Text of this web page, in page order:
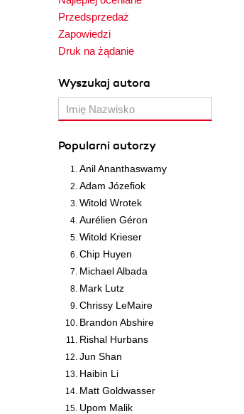
Przedsprzedaż
Zapowiedzi
Druk na żądanie
Wyszukaj autora
Popularni autorzy
Anil Ananthaswamy
Adam Józefiok
Witold Wrotek
Aurélien Géron
Witold Krieser
Chip Huyen
Michael Albada
Mark Lutz
Chrissy LeMaire
Brandon Abshire
Rishal Hurbans
Jun Shan
Haibin Li
Matt Goldwasser
Upom Malik